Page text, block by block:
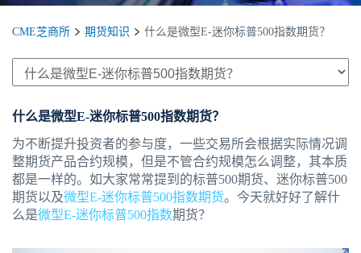
CME芝商所 期货知识 什么是微型E-迷你标普500指数期货？
什么是微型E-迷你标普500指数期货？
为不断提升投资者的参与度，一些交易所会根据实际情况调
整期货产品合约规模，但是不管合约规模怎么调整，其本质
都是一样的。如大家常常提到的标普500期货、迷你标普500
期货以及微型E-迷你标普500指数期货。今天就好好了解什
么是微型E-迷你标普500指数期货？